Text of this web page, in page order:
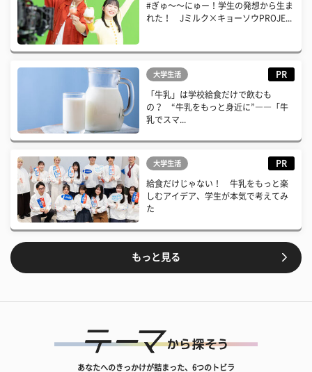
#ぎゅ〜〜にゅー！学生の発想から生ま
れた！ Jミルク×キョーソウPROJE...
大学生活 PR
「牛乳」は学校給食だけで飲むも
の？ “牛乳をもっと身近に”――「牛
乳でスマ...
大学生活 PR
給食だけじゃない！ 牛乳をもっと楽
しむアイデア、学生が本気で考えてみ
た
もっと見る
あなたへのきっかけが詰まった、6つのトビラ